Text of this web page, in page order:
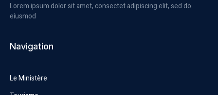
Lorem ipsum dolor sit amet, consectet adipiscing elit, sed do
eiusmod
Navigation
Le Ministère